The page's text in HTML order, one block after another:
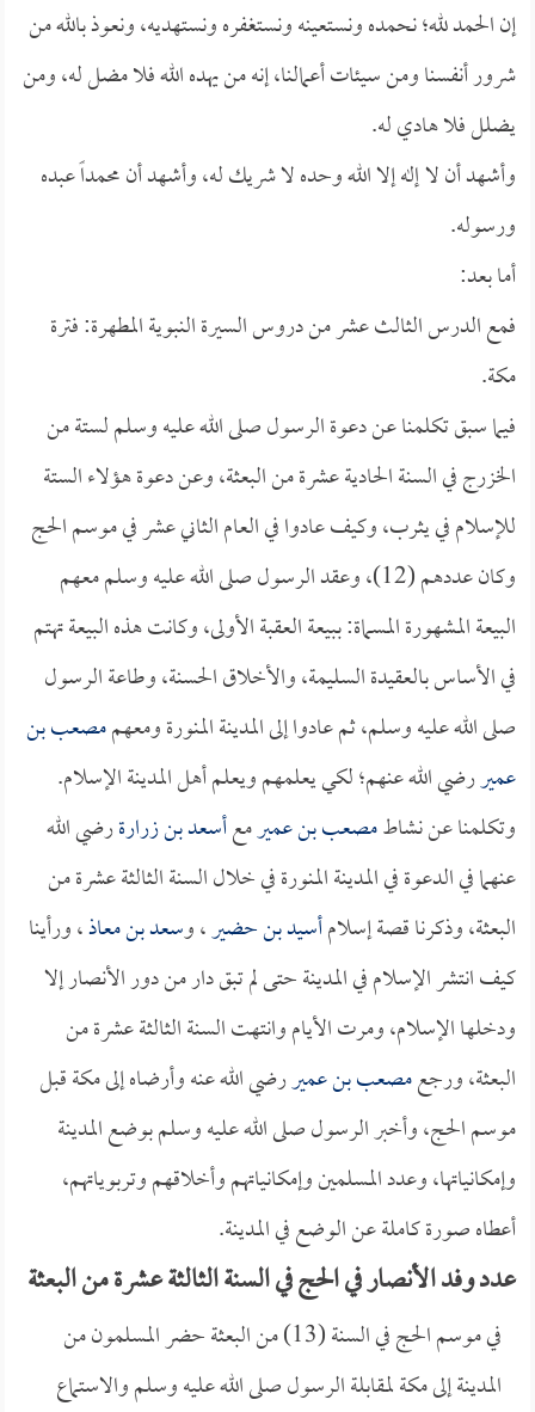
إن الحمد لله؛ نحمده ونستعينه ونستغفره ونستهديه، ونعوذ بالله من
شرور أنفسنا ومن سيئات أعمالنا، إنه من يهده الله فلا مضل له، ومن
يضلل فلا هادي له.
وأشهد أن لا إله إلا الله وحده لا شريك له، وأشهد أن محمداً عبده
ورسوله.
أما بعد:
فمع الدرس الثالث عشر من دروس السيرة النبوية المطهرة: فترة
مكة.
فيما سبق تكلمنا عن دعوة الرسول صلى الله عليه وسلم لستة من
الخزرج في السنة الحادية عشرة من البعثة، وعن دعوة هؤلاء الستة
للإسلام في يثرب، وكيف عادوا في العام الثاني عشر في موسم الحج
وكان عددهم (12)، وعقد الرسول صلى الله عليه وسلم معهم
البيعة المشهورة المسماة: ببيعة العقبة الأولى، وكانت هذه البيعة تهتم
في الأساس بالعقيدة السليمة، والأخلاق الحسنة، وطاعة الرسول
صلى الله عليه وسلم، ثم عادوا إلى المدينة المنورة ومعهممصعب بن
عميررضي الله عنهم؛ لكي يعلمهم ويعلم أهل المدينة الإسلام.
وتكلمنا عن نشاطمصعب بن عميرمعأسعد بن زرارةرضي الله
عنهما في الدعوة في المدينة المنورة في خلال السنة الثالثة عشرة من
البعثة، وذكرنا قصة إسلامأسيد بن حضير، وسعد بن معاذ، ورأينا
كيف انتشر الإسلام في المدينة حتى لم تبق دار من دور الأنصار إلا
ودخلها الإسلام، ومرت الأيام وانتهت السنة الثالثة عشرة من
البعثة، ورجعمصعب بن عميررضي الله عنه وأرضاه إلى مكة قبل
موسم الحج، وأخبر الرسول صلى الله عليه وسلم بوضع المدينة
وإمكانياتها، وعدد المسلمين وإمكانياتهم وأخلاقهم وتربوياتهم،
أعطاه صورة كاملة عن الوضع في المدينة.
عدد وفد الأنصار في الحج في السنة الثالثة عشرة من البعثة
في موسم الحج في السنة (13) من البعثة حضر المسلمون من
المدينة إلى مكة لمقابلة الرسول صلى الله عليه وسلم والاستماع